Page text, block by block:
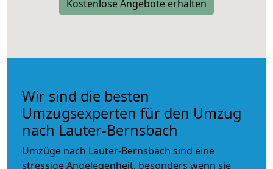
Kostenlose Angebote erhalten
Wir sind die besten
Umzugsexperten für den Umzug
nach Lauter-Bernsbach
Umzüge nach Lauter-Bernsbach sind eine
stressige Angelegenheit, besonders wenn sie